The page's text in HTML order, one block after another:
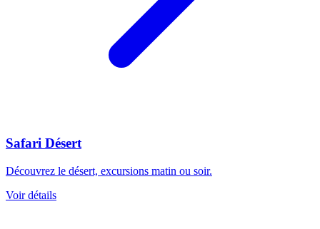
Safari Désert
Découvrez le désert, excursions matin ou soir.
Voir détails